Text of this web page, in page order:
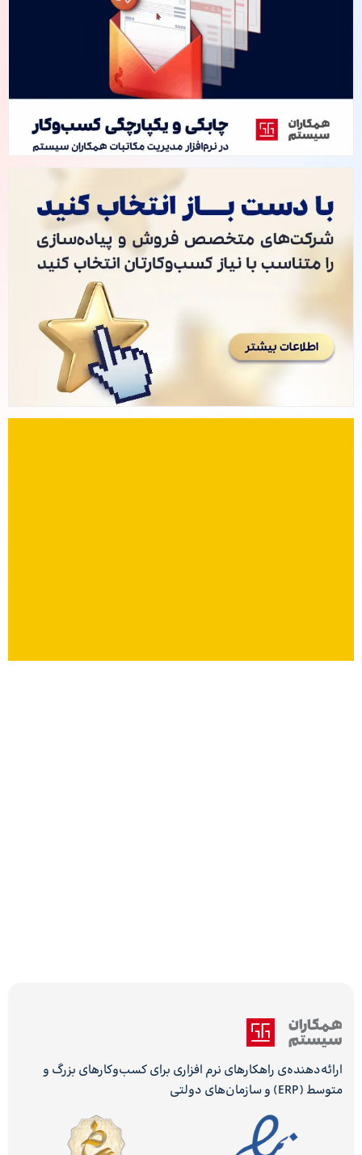
ارائه‌دهنده‌ی راهکارهای نرم افزاری برای کسب‌وکارهای بزرگ و
متوسط (ERP) و سازمان‌های دولتی